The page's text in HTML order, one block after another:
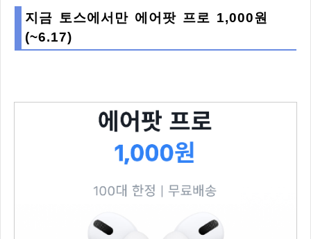
지금 토스에서만 에어팟 프로 1,000원
(~6.17)